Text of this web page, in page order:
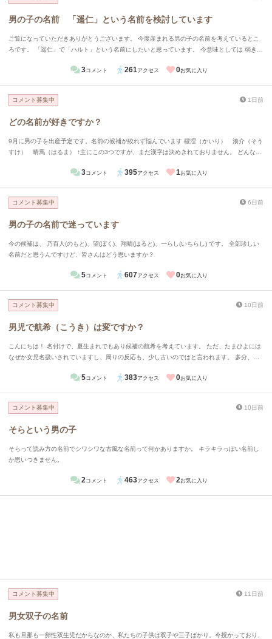
男の子の名前 「遥仁」という名前を検討しています
ご覧になっていただきありがとうございます。 今度産まれる男の子の名前を考えているとこ
ろです。 「遥仁」で「ハルト」という名前にしたいと思っています。 今意味としては 弱きを
この漢字を使うと少しおごそかな雰囲気が出そうなので柔らかくするために「遥」という字を
「ハルヒト」と読みますか？読みで苦労をかけたくないなと思い思案しているところです。
ちなみに「ハルヒト」という音は少し皇族感が出過ぎちゃわないかな？と思って今はあまり考
3コメント 261 アクセス 0お気に入り
コメント募集中 1日前
どの名前が好きですか？
9月に男の子を出産予定です。名前の候補が絞れず悩んでいます 櫂浬（かいり） 湊介（そう
すけ） 晴馬（はるま） ↑主にこの3つですが、まだ漢字は決めきれておりません。 どんな印
3コメント 395アクセス 1 お気に入り
コメント募集中 6日前
男の子の名前で迷っています
今の候補は、 乃百人(のもと)、望(ぼく)、翔晴(はると)、一らし(いちらし) です。 全部珍しい
名前だと思うんですけど、皆さんはどう思いますか？
5コメント 607アクセス 0お気に入り
コメント募集中 10日前
男児で航希（こうき）は変ですか？
こんにちは！ 名付けで、夏生まれでもあり候補の航希を考えています。 ただ、たまひよには
なぜか女児名扱いされていますし、周りの反応も、少し古いのではと言われます。 多分、希
5コメント 383アクセス 0お気に入り
コメント募集中 10日前
そらという男の子
そらって読み方の名前でシワシワな古風な名前って何かありますか。 キラキラっぽい名前し
か思いつきません。
2 コメント 463アクセス 2 お気に入り
コメント募集中 11日前
男女双子の名前
私も旦那も一卵性双生児だからなのか、私たちの子供は双子や三子ばかり。今授かっており、